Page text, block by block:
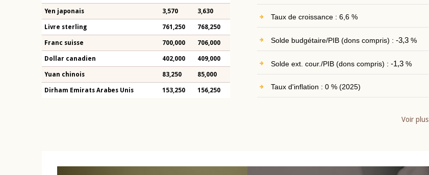
Yen japonais 3,570 3,630
Livre sterling 761,250 768,250
Franc suisse 700,000 706,000
Dollar canadien 402,000 409,000
Yuan chinois 83,250 85,000
Dirham Emirats Arabes Unis 153,250 156,250
Taux de croissance : 6,6 %
Solde budgétaire/PIB (dons compris) : -3,3%
Solde ext. cour./PIB (dons compris) : -1,3%
Taux d'inflation : 0 % (2025)
Voir plus